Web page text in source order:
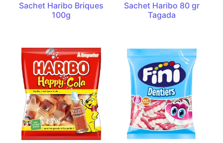
Sachet Haribo Briques
100g
Sachet Haribo 80 gr
Tagada